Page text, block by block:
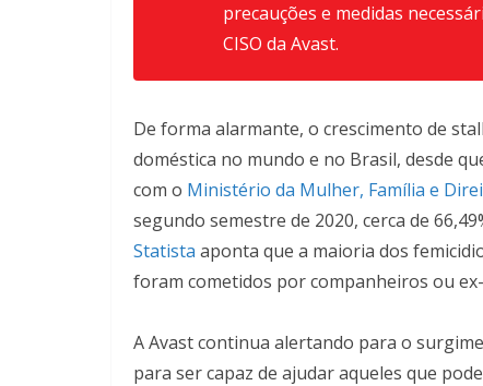
precauções e medidas
CISO da Avast.
De forma alarmante, o crescimento de
doméstica no mundo e no Brasil, desde
com o Ministério da Mulher, Família e
segundo semestre de 2020, cerca de
Statista aponta que a maioria dos
foram cometidos por companheiros ou
A Avast continua alertando para o
para ser capaz de ajudar aqueles que